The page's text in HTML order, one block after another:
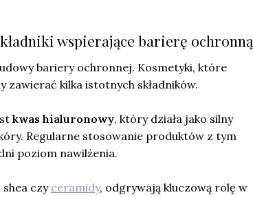
wspierające barierę ochronną
bariery ochronnej. Kosmetyki, które
zawierać kilka istotnych składników.
kwas hialuronowy, który działa jako silny
Regularne stosowanie produktów z tym
poziom nawilżenia.
shea czyceramidy, odgrywają kluczową rolę w